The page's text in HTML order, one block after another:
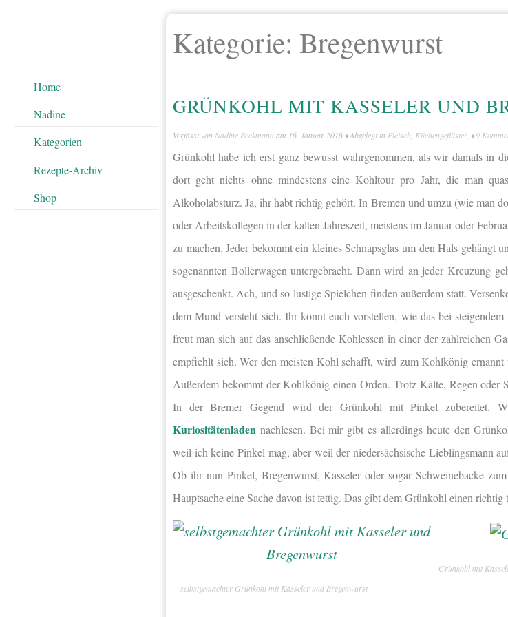
Home
Nadine
Kategorien
Rezepte-Archiv
Shop
Kategorie: Bregenwurst
GRÜNKOHL MIT KASSELER UND
Verfasst von Nadine Beckmann am 16. Januar 2016 • Abgelegt in Fleisch, Küchengeflüster, •9
Grünkohl habe ich erst ganz bewusst wahrgenommen, als wir damals in
dort geht nichts ohne mindestens eine Kohltour pro Jahr, die man
Alkoholabsturz. Ja, ihr habt richtig gehört. In Bremen und umzu (wie man
oder Arbeitskollegen in der kalten Jahreszeit, meistens im Januar oder
zu machen. Jeder bekommt ein kleines Schnapsglas um den Hals
sogenannten Bollerwagen untergebracht. Dann wird an jeder Kreuzung
ausgeschenkt. Ach, und so lustige Spielchen finden außerdem statt.
dem Mund versteht sich. Ihr könnt euch vorstellen, wie das bei
freut man sich auf das anschließende Kohlessen in einer der zahlreichen
empfiehlt sich. Wer den meisten Kohl schafft, wird zum Kohlkönig
Außerdem bekommt der Kohlkönig einen Orden. Trotz Kälte, Regen oder
In der Bremer Gegend wird der Grünkohl mit Pinkel zubereitet.
Kuriositätenladen nachlesen. Bei mir gibt es allerdings heute den
weil ich keine Pinkel mag, aber weil der niedersächsische Lieblingsmann
Ob ihr nun Pinkel, Bregenwurst, Kasseler oder sogar Schweinebacke
Hauptsache eine Sache davon ist fettig. Das gibt dem Grünkohl einen richtig
selbstgemachter Grünkohl mit Kasseler und Bregenwurst
Grünkohl mit